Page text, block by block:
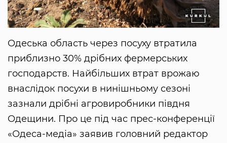
Одеська область через посуху втратила
приблизно 30% дрібних фермерських
господарств. Найбільших втрат врожаю
внаслідок посухи в нинішньому сезоні
зазнали дрібні агровиробники півдня
Одещини. Про це під час прес-конференції
«Одеса-медіа» заявив головний редактор